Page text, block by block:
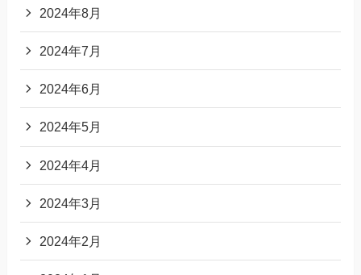
2024年8月
2024年7月
2024年6月
2024年5月
2024年4月
2024年3月
2024年2月